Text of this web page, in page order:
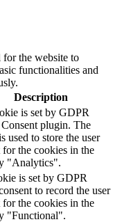
for the website to
functionalities and
Description
is set by GDPR
plugin. The
used to store the user
for the cookies in the
"Analytics".
is set by GDPR
to record the user
for the cookies in the
"Functional".